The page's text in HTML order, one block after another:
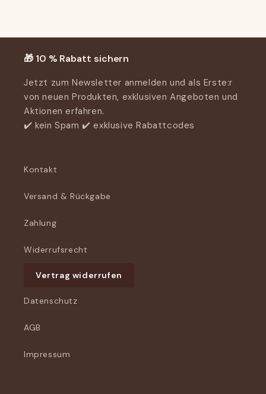
🎁 10 % Rabatt sichern
Jetzt zum Newsletter anmelden und als Erste:r
von neuen Produkten, exklusiven Angeboten und
Aktionen erfahren.
✔️ kein Spam ✔️ exklusive Rabattcodes
Kontakt
Versand & Rückgabe
Zahlung
Widerrufsrecht
Vertrag widerrufen
Datenschutz
AGB
Impressum